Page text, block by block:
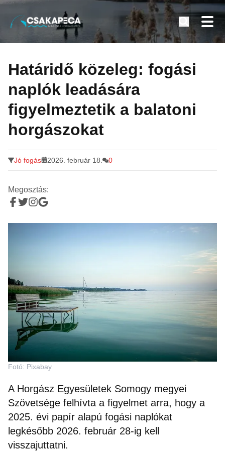
tartalomra
Minden a horgászatról
Határidő közeleg: fogási
naplók leadására
figyelmeztetik a balatoni
horgászokat
Jó fogás 2026. február 18. 0
Megosztás:
Fotó: Pixabay
A Horgász Egyesületek Somogy megyei
Szövetsége felhívta a figyelmet arra, hogy a
2025. évi papír alapú fogási naplókat
legkésőbb 2026. február 28-ig kell
visszajuttatni.